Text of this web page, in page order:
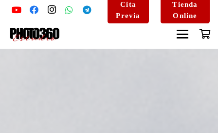
Cita
Previa
Tienda
Online